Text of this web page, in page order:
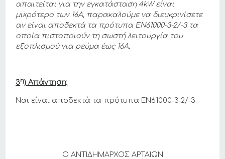
απαιτείται για την εγκατάσταση 4kW είναι
μικρότερο των 16Α, παρακαλούμε να διευκρινίσετε
αν είναι αποδεκτά τα πρότυπα ΕΝ61000-3-2/-3 τα
οποία πιστοποιούν τη σωστή λειτουργία του
εξοπλισμού για ρεύμα έως 16Α.
3η) Απάντηση:
Ναι είναι αποδεκτά τα πρότυπα EN61000-3-2/-3.
Ο ΑΝΤΙΔΗΜΑΡΧΟΣ ΑΡΤΑΙΩΝ